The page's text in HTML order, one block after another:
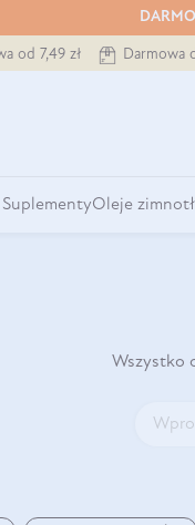
od 7,49 zł Darmowa
SuplementyOleje
Wszystko